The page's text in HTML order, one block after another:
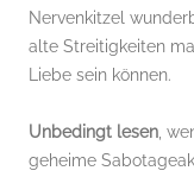
Nervenkitzel
alte Streitigkeiten
Liebe sein können.
Unbedingt lesen ,
geheime